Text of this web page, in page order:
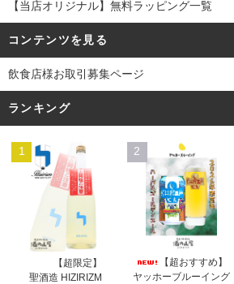
【当店オリジナル】無料ラッピング一覧
コンテンツを見る
飲食店様お取引募集ページ
ランキング
1
【超限定】
聖酒造 HIZIRIZM
2
【超おすすめ】
ヤッホーブルーイング